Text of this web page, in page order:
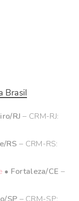
Brasil
RJ – CRM-RJ:
RS – CRM-RS:
• Fortaleza/CE –